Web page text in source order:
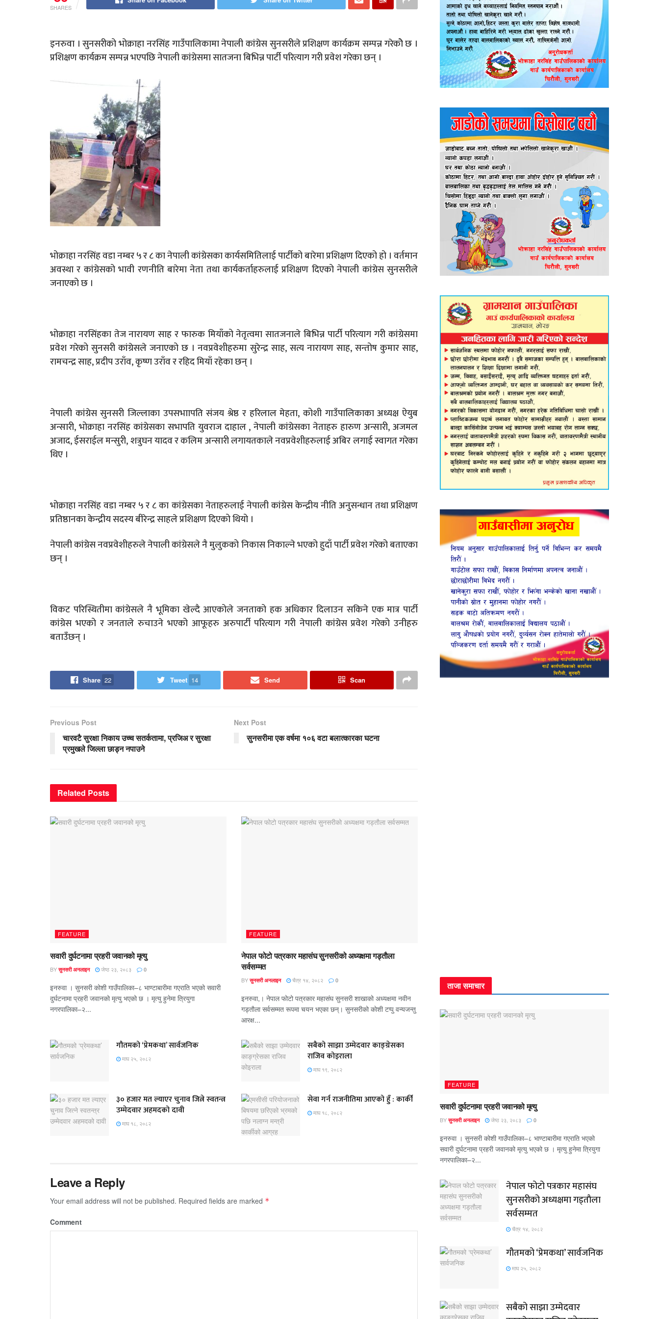
SHARES
इनरुवा । सुनसरीको भोक्राहा नरसिंह गाउँपालिकामा नेपाली कांग्रेस सुनसरीले प्रशिक्षण कार्यक्रम सम्पन्न गरेकोे छ ।
प्रशिक्षण कार्यक्रम सम्पन्न भएपछि नेपाली कांग्रेसमा सातजना बिभिन्न पार्टी परित्याग गरी प्रवेश गरेका छन् ।
भोक्राहा नरसिंह वडा नम्बर ५ र ८ का नेपाली कांग्रेसका कार्यसमितिलाई पार्टीको बारेमा प्रशिक्षण दिएको हो । वर्तमान
अवस्था र कांग्रेसको भावी रणनीति बारेमा नेता तथा कार्यकर्ताहरुलाई प्रशिक्षण दिएको नेपाली कांग्रेस सुनसरीले
जनाएको छ ।
भोक्राहा नरसिंहका तेज नारायण साह र फारुक मियाँको नेतृत्वमा सातजनाले बिभिन्न पार्टी परित्याग गरी कांग्रेसमा
प्रवेश गरेको सुनसरी कांग्रेसले जनाएको छ । नवप्रवेशीहरुमा सुरेन्द्र साह, सत्य नारायण साह, सन्तोष कुमार साह,
रामचन्द्र साह, प्रदीप उराँव, कृष्ण उराँव र रहिद मियाँ रहेका छन् ।
नेपाली कांग्रेस सुनसरी जिल्लाका उपसभाापति संजय श्रेष्ठ र हरिलाल मेहता, कोशी गाउँपालिकाका अध्यक्ष ऐयुब
अन्सारी, भोक्राहा नरसिंह कांग्रेसका सभापति युवराज दाहाल , नेपाली कांग्रेसका नेताहरु हारुण अन्सारी, अजमल
अजाद, ईसराईल मन्सुरी, शत्रुघन यादव र कलिम अन्सारी लगायतकाले नवप्रवेशीहरुलाई अबिर लगाई स्वागत गरेका
थिए ।
भोक्राहा नरसिंह वडा नम्बर ५ र ८ का कांग्रेसका नेताहरुलाई नेपाली कांग्रेस केन्द्रीय नीति अनुसन्धान तथा प्रशिक्षण
प्रतिष्ठानका केन्द्रीय सदस्य बीरेन्द्र साहले प्रशिक्षण दिएको थियो ।
नेपाली कांग्रेस नवप्रवेशीहरुले नेपाली कांग्रेसले नै मुलुकको निकास निकाल्ने भएको हुदाँ पार्टी प्रवेश गरेको बताएका
छन् ।
विकट परिस्थितीमा कांग्रेसले नै भूमिका खेल्दै आएकोले जनताको हक अधिकार दिलाउन सकिने एक मात्र पार्टी
कांग्रेस भएको र जनताले रुचाउने भएको आफूहरु अरुपार्टी परित्याग गरी नेपाली कांग्रेस प्रवेश गरेको उनीहरु
बताउँछन् ।
Share 22 Tweet 14 Send Scan
Previous Post
चारवटै सुरक्षा निकाय उच्च सतर्कतामा, प्रजिअ र सुरक्षा
प्रमुखले जिल्ला छाड्न नपाउने
Next Post
सुनसरीमा एक वर्षमा १०६ वटा बलात्कारका घटना
Related Posts
FEATURE
सवारी दुर्घटनामा प्रहरी जवानको मृत्यु
BY सुनसरी अनलाइन जेष्ठ २३, २०८३ 0
इनरुवा । सुनसरी कोशी गाउँपालिका–८ भाण्टाबारीमा गएराति भएको सवारी
दुर्घटनामा प्रहरी जवानको मृत्यु भएको छ । मृत्यु हुनेमा त्रियुगा
नगरपालिका–२...
FEATURE
नेपाल फोटो पत्रकार महासंघ सुनसरीको अध्यक्षमा गड्ताैला
सर्वसम्मत
BY सुनसरी अनलाइन चैत्र १४, २०८२ 0
इनरुवा,। नेपाल फोटो पत्रकार महासंघ सुनसरी शाखाको अध्यक्षमा नवीन
गड्ताैला सर्वसम्मत रूपमा चयन भएका छन्। सुनसरीको काेशी टप्पु वन्यजन्तु
आरक्ष...
गौतमको ‘प्रेमकथा’ सार्वजनिक
माघ २५, २०८२
सबैको साझा उम्मेदवार काङ्ग्रेसका
राजिव कोइराला
माघ १९, २०८२
३० हजार मत ल्याएर चुनाव जित्ने स्वतन्त्र
उम्मेदवार अहमदको दावी
माघ १८, २०८२
सेवा गर्न राजनीतिमा आएको हुँ : कार्की
माघ १८, २०८२
Leave a Reply
Your email address will not be published. Required fields are marked *
Comment
ताजा समाचार
FEATURE
सवारी दुर्घटनामा प्रहरी जवानको मृत्यु
BY सुनसरी अनलाइन जेष्ठ २३, २०८३ 0
इनरुवा । सुनसरी कोशी गाउँपालिका–८ भाण्टाबारीमा गएराति भएको
सवारी दुर्घटनामा प्रहरी जवानको मृत्यु भएको छ । मृत्यु हुनेमा त्रियुगा
नगरपालिका–२...
नेपाल फोटो पत्रकार महासंघ
सुनसरीको अध्यक्षमा गड्ताैला
सर्वसम्मत
चैत्र १४, २०८२
गौतमको ‘प्रेमकथा’ सार्वजनिक
माघ २५, २०८२
सबैको साझा उम्मेदवार